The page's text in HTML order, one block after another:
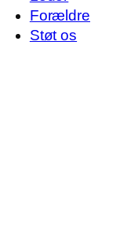
Forældre
Støt os